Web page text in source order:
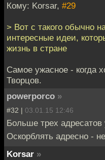
Кому: Korsar, #29
> Вот с такого обычно
интересные идеи,
жизнь в стране
Самое ужасное - когда
Творцов.
powerporco »
#32 | 03.01.15 12:46
Больше трех адресатов
Оскорблять адресно -
Korsar »